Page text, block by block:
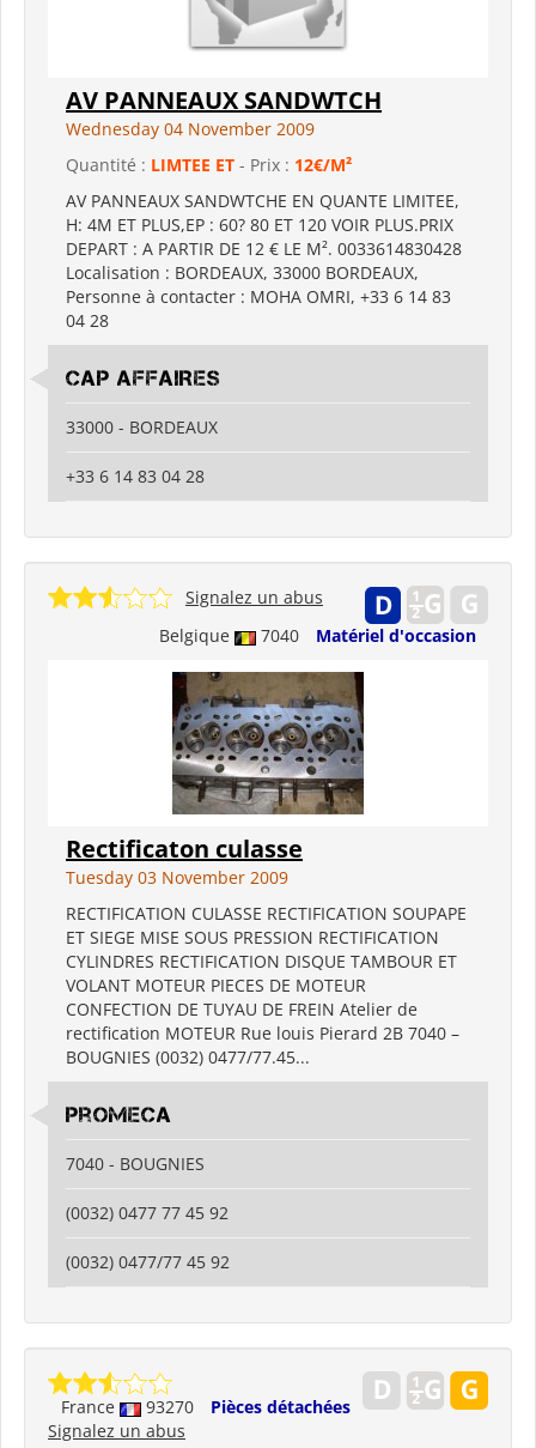
AV PANNEAUX SANDWTCH
Wednesday 04 November 2009
Quantité : LIMTEE ET - Prix : 12€/M²
AV PANNEAUX SANDWTCHE EN QUANTE LIMITEE,
H: 4M ET PLUS,EP : 60? 80 ET 120 VOIR PLUS.PRIX
DEPART : A PARTIR DE 12 € LE M². 0033614830428
Localisation : BORDEAUX, 33000 BORDEAUX,
Personne à contacter : MOHA OMRI, +33 6 14 83
04 28
CAP AFFAIRES
33000 - BORDEAUX
+33 6 14 83 04 28
Belgique 7040 Matériel d'occasion
Signalez un abus
Rectificaton culasse
Tuesday 03 November 2009
RECTIFICATION CULASSE RECTIFICATION SOUPAPE
ET SIEGE MISE SOUS PRESSION RECTIFICATION
CYLINDRES RECTIFICATION DISQUE TAMBOUR ET
VOLANT MOTEUR PIECES DE MOTEUR
CONFECTION DE TUYAU DE FREIN Atelier de
rectification MOTEUR Rue louis Pierard 2B 7040 –
BOUGNIES (0032) 0477/77.45...
promeca
7040 - BOUGNIES
(0032) 0477 77 45 92
(0032) 0477/77 45 92
France 93270
Pièces détachées
Signalez un abus